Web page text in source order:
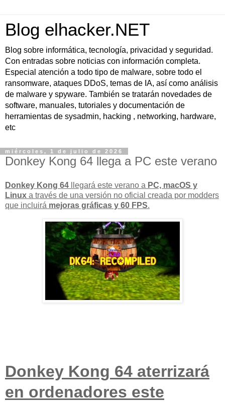
Blog elhacker.NET
Blog sobre informática, tecnología, privacidad y seguridad.
Con entradas sobre noticias con información completa.
Especial atención a todo tipo de malware, sobre todo el
ransomware, ataques DDoS, temas de IA, así como análisis
de malware y spyware. También se tratarán novedades de
software, manuales, tutoriales y documentación de
herramientas de sysadmin, hacking , networking, hardware,
etc
miércoles, 1 de julio de 2026
Donkey Kong 64 llega a PC este verano
Donkey Kong 64 llegará este verano a PC, macOS y
Linux a través de una versión no oficial creada por modders
que incluirá mejoras gráficas y 60 FPS.
Donkey Kong 64 aterrizará
en ordenadores este